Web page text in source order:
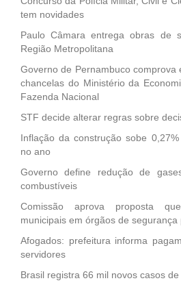
tem novidades
Paulo Câmara entrega obras de
Região Metropolitana
Governo de Pernambuco comprova
chancelas do Ministério da
Fazenda Nacional
STF decide alterar regras sobre
Inflação da construção sobe
no ano
Governo define redução de
combustíveis
Comissão aprova proposta
municipais em órgãos de segurança
Afogados: prefeitura informa
servidores
Brasil registra 66 mil novos casos